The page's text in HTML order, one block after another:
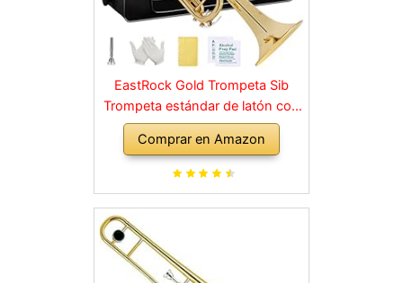
EastRock Gold Trompeta Sib
Trompeta estándar de latón con
estuche rígido, guantes, tela,
boquilla 7C, instrumentos
musicales para estudiantes
experimentados
Comprar en Amazon